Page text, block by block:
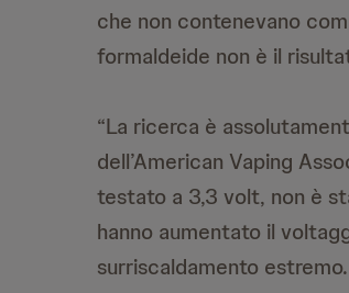
che non contenevano
formaldeide non è il
“La ricerca è
dell’American Vaping
testato a 3,3 volt, non è
hanno aumentato il
surriscaldamento estremo.